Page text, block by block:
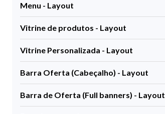
Menu - Layout
Vitrine de produtos - Layout
Vitrine Personalizada - Layout
Barra Oferta (Cabeçalho) - Layout
Barra de Oferta (Full banners) - Layout